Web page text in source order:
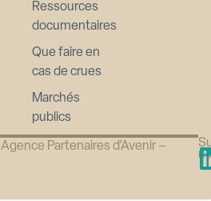
Ressources
documentaires
Que faire en
cas de crues
Marchés
publics
Agence Partenaires d’Avenir –